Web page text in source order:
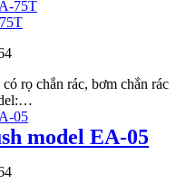
rọ chắn rác, bơm chắn rác
model EA-05